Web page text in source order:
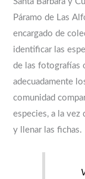
Páramo de Las
encargado de
identificar las
de las fotografías
adecuadamente
comunidad
especies, a la vez
y llenar las fichas.